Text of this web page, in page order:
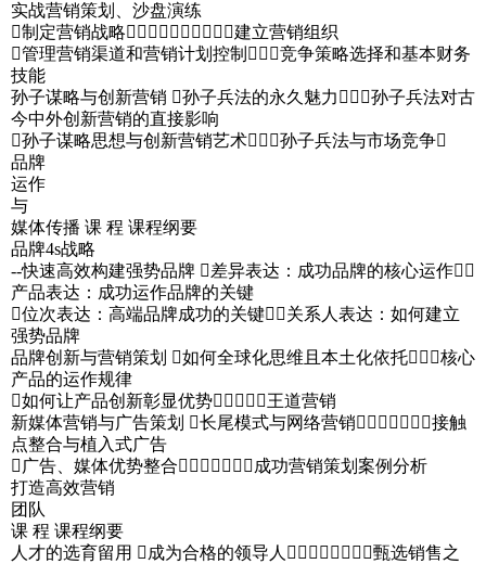
实战营销策划、沙盘演练
制定营销战略建立营销组织
管理营销渠道和营销计划控制竞争策略选择和基本财务
技能
孙子谋略与创新营销 孙子兵法的永久魅力孙子兵法对古
今中外创新营销的直接影响
孙子谋略思想与创新营销艺术孙子兵法与市场竞争
品牌
运作
与
媒体传播 课 程 课程纲要
品牌4s战略
--快速高效构建强势品牌 差异表达：成功品牌的核心运作
产品表达：成功运作品牌的关键
位次表达：高端品牌成功的关键关系人表达：如何建立
强势品牌
品牌创新与营销策划 如何全球化思维且本土化依托核心
产品的运作规律
如何让产品创新彰显优势王道营销
新媒体营销与广告策划 长尾模式与网络营销接触
点整合与植入式广告
广告、媒体优势整合成功营销策划案例分析
打造高效营销
团队
课 程 课程纲要
人才的选育留用 成为合格的领导人甄选销售之